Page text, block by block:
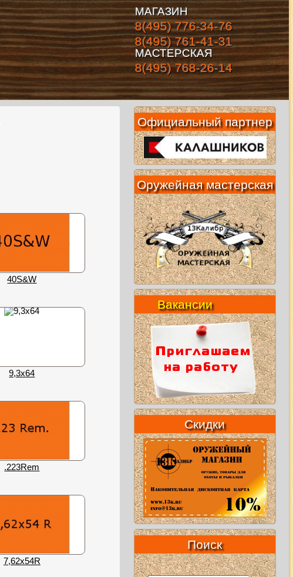
МАГАЗИН
8(495) 776-34-76
8(495) 761-41-31
МАСТЕРСКАЯ
8(495) 768-26-14
40S&W
9,3х64
.223Rem
7,62х54R
Официальный партнер
Оружейная мастерская
Вакансии
Скидки
Поиск